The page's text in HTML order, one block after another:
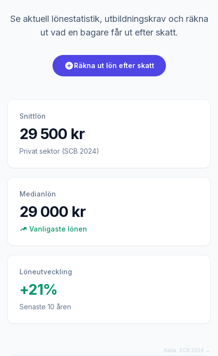
Se aktuell lönestatistik, utbildningskrav och räkna
ut vad en bagare får ut efter skatt.
Räkna ut lön efter skatt
Snittlön
29 500 kr
Privat sektor (SCB 2024)
Medianlön
29 000 kr
Vanligaste lönen
Löneutveckling
+21%
Senaste 10 åren
Källa: SCB 2024 →